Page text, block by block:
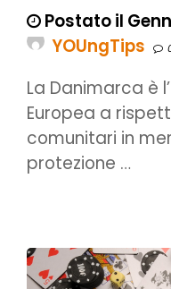
Postato il
YOUngTips
La Danimarca è
Europea a
comunitari in
protezione …